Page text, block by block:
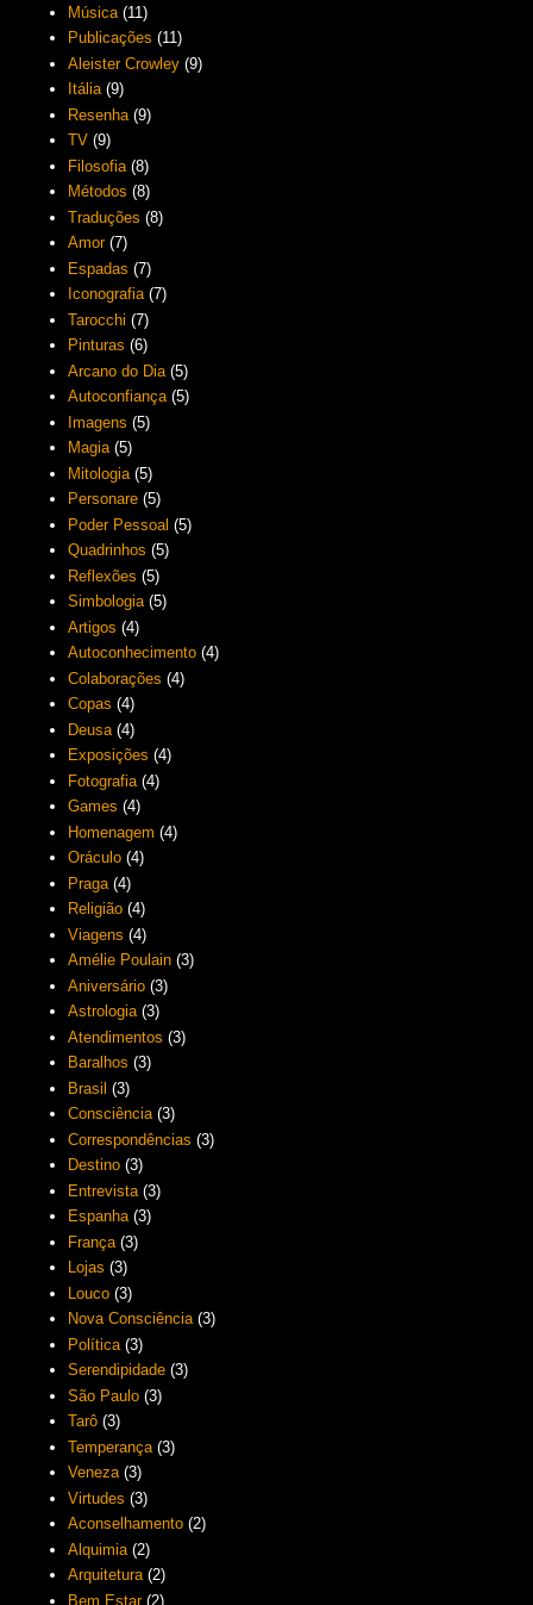
Música (11)
Publicações (11)
Aleister Crowley (9)
Itália (9)
Resenha (9)
TV (9)
Filosofia (8)
Métodos (8)
Traduções (8)
Amor (7)
Espadas (7)
Iconografia (7)
Tarocchi (7)
Pinturas (6)
Arcano do Dia (5)
Autoconfiança (5)
Imagens (5)
Magia (5)
Mitologia (5)
Personare (5)
Poder Pessoal (5)
Quadrinhos (5)
Reflexões (5)
Simbologia (5)
Artigos (4)
Autoconhecimento (4)
Colaborações (4)
Copas (4)
Deusa (4)
Exposições (4)
Fotografia (4)
Games (4)
Homenagem (4)
Oráculo (4)
Praga (4)
Religião (4)
Viagens (4)
Amélie Poulain (3)
Aniversário (3)
Astrologia (3)
Atendimentos (3)
Baralhos (3)
Brasil (3)
Consciência (3)
Correspondências (3)
Destino (3)
Entrevista (3)
Espanha (3)
França (3)
Lojas (3)
Louco (3)
Nova Consciência (3)
Política (3)
Serendipidade (3)
São Paulo (3)
Tarô (3)
Temperança (3)
Veneza (3)
Virtudes (3)
Aconselhamento (2)
Alquimia (2)
Arquitetura (2)
Bem Estar (2)